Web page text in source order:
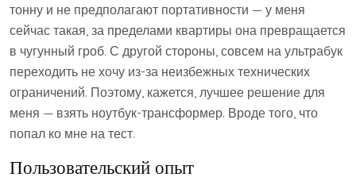
тонну и не предполагают портативности — у меня
сейчас такая, за пределами квартиры она превращается
в чугунный гроб. С другой стороны, совсем на ультрабук
переходить не хочу из-за неизбежных технических
ограничений. Поэтому, кажется, лучшее решение для
меня — взять ноутбук-трансформер. Вроде того, что
попал ко мне на тест.
Пользовательский опыт